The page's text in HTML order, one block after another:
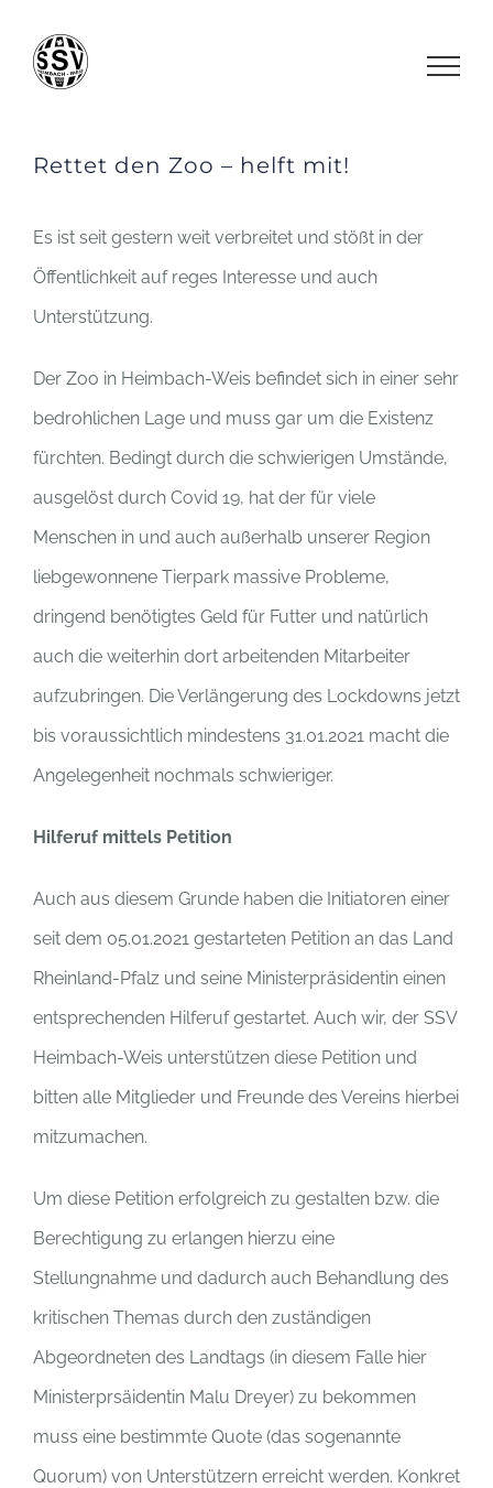
Inhalt
Rettet den Zoo – helft mit!
Es ist seit gestern weit verbreitet und stößt in der
Öffentlichkeit auf reges Interesse und auch
Unterstützung.
Der Zoo in Heimbach-Weis befindet sich in einer sehr
bedrohlichen Lage und muss gar um die Existenz
fürchten. Bedingt durch die schwierigen Umstände,
ausgelöst durch Covid 19, hat der für viele
Menschen in und auch außerhalb unserer Region
liebgewonnene Tierpark massive Probleme,
dringend benötigtes Geld für Futter und natürlich
auch die weiterhin dort arbeitenden Mitarbeiter
aufzubringen. Die Verlängerung des Lockdowns jetzt
bis voraussichtlich mindestens 31.01.2021 macht die
Angelegenheit nochmals schwieriger.
Hilferuf mittels Petition
Auch aus diesem Grunde haben die Initiatoren einer
seit dem 05.01.2021 gestarteten Petition an das Land
Rheinland-Pfalz und seine Ministerpräsidentin einen
entsprechenden Hilferuf gestartet. Auch wir, der SSV
Heimbach-Weis unterstützen diese Petition und
bitten alle Mitglieder und Freunde des Vereins hierbei
mitzumachen.
Um diese Petition erfolgreich zu gestalten bzw. die
Berechtigung zu erlangen hierzu eine
Stellungnahme und dadurch auch Behandlung des
kritischen Themas durch den zuständigen
Abgeordneten des Landtags (in diesem Falle hier
Ministerprsäidentin Malu Dreyer) zu bekommen
muss eine bestimmte Quote (das sogenannte
Quorum) von Unterstützern erreicht werden. Konkret